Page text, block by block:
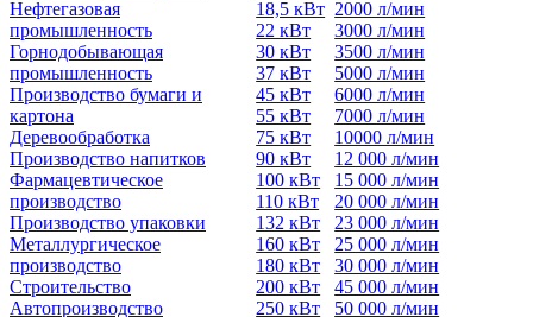
Нефтегазовая
промышленность
Горнодобывающая
промышленность
Производство бумаги и
картона
Деревообработка
Производство напитков
Фармацевтическое
производство
Производство упаковки
Металлургическое
производство
Строительство
Автопроизводство
18,5 кВт
22 кВт
30 кВт
37 кВт
45 кВт
55 кВт
75 кВт
90 кВт
100 кВт
110 кВт
132 кВт
160 кВт
180 кВт
200 кВт
250 кВт
2000 л/мин
3000 л/мин
3500 л/мин
5000 л/мин
6000 л/мин
7000 л/мин
10000 л/мин
12 000 л/мин
15 000 л/мин
20 000 л/мин
23 000 л/мин
25 000 л/мин
30 000 л/мин
45 000 л/мин
50 000 л/мин